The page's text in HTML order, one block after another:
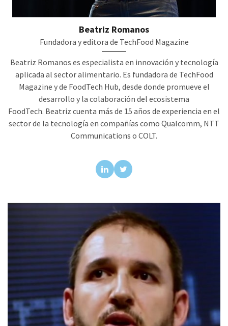
Beatriz Romanos
Fundadora y editora de TechFood Magazine
Beatriz Romanos es especialista en innovación y tecnología
aplicada al sector alimentario. Es fundadora de TechFood
Magazine y de FoodTech Hub, desde donde promueve el
desarrollo y la colaboración del ecosistema
FoodTech. Beatriz cuenta más de 15 años de experiencia en el
sector de la tecnología en compañías como Qualcomm, NTT
Communications o COLT.